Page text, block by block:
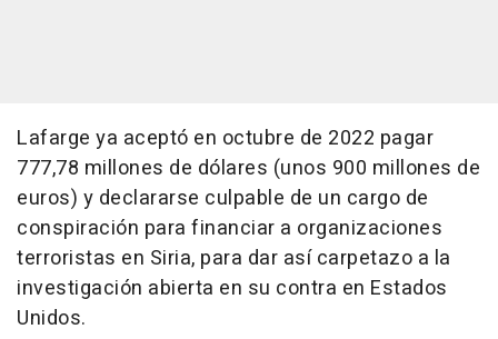
Lafarge ya aceptó en octubre de 2022 pagar
777,78 millones de dólares (unos 900 millones de
euros) y declararse culpable de un cargo de
conspiración para financiar a organizaciones
terroristas en Siria, para dar así carpetazo a la
investigación abierta en su contra en Estados
Unidos.